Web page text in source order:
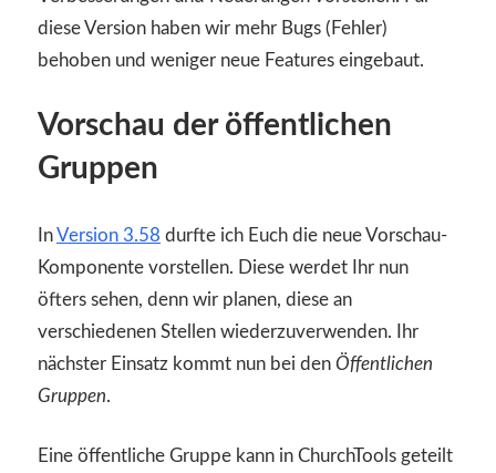
diese Version haben wir mehr Bugs (Fehler)
behoben und weniger neue Features eingebaut.
Vorschau der öffentlichen
Gruppen
InVersion 3.58 durfte ich Euch die neue Vorschau-
Komponente vorstellen. Diese werdet Ihr nun
öfters sehen, denn wir planen, diese an
verschiedenen Stellen wiederzuverwenden. Ihr
nächster Einsatz kommt nun bei den Öffentlichen
Gruppen.
Eine öffentliche Gruppe kann in ChurchTools geteilt